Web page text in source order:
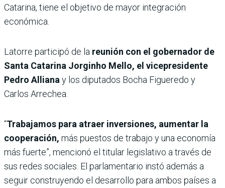
Catarina, tiene el objetivo de mayor integración
económica.
Latorre participó de la reunión con el gobernador de
Santa Catarina Jorginho Mello, el vicepresidente
Pedro Alliana y los diputados Bocha Figueredo y
Carlos Arrechea.
“Trabajamos para atraer inversiones, aumentar la
cooperación, más puestos de trabajo y una economía
más fuerte”, mencionó el titular legislativo a través de
sus redes sociales. El parlamentario instó además a
seguir construyendo el desarrollo para ambos países a